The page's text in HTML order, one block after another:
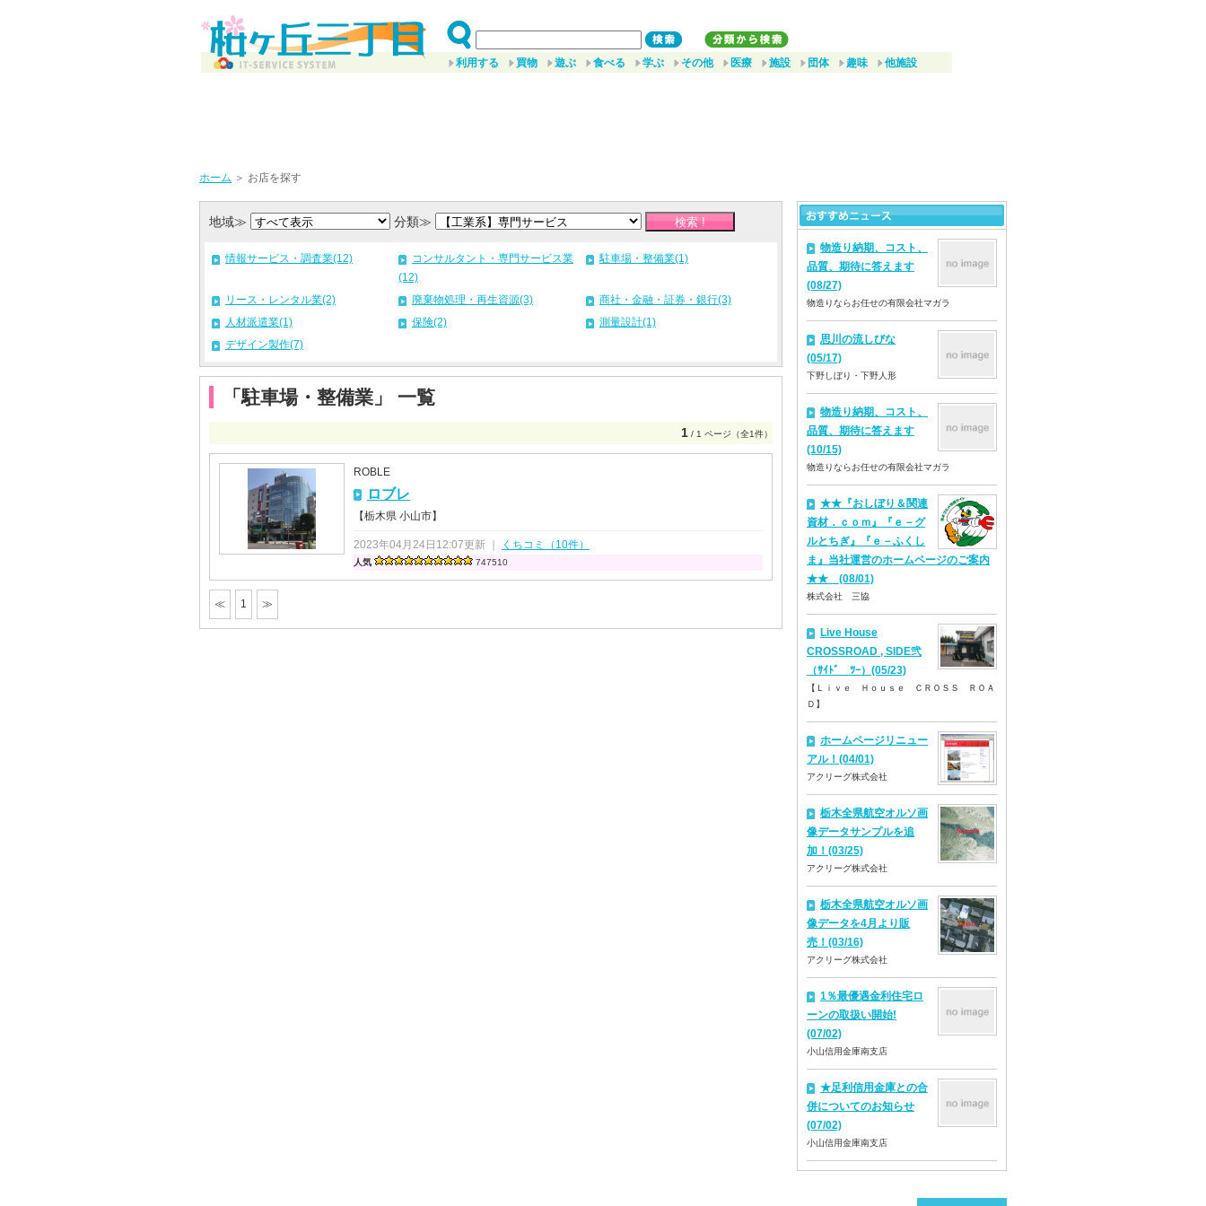
利用する 買物 遊ぶ 食べる 学ぶ その他 医療 施設 団体 趣味 他施設
ホーム ＞ お店を探す
地域≫ 分類≫
情報サービス・調査業(12)
コンサルタント・専門サービス業
(12)
駐車場・整備業(1)
リース・レンタル業(2) 廃棄物処理・再生資源(3)
商社・金融・証券・銀行(3)
人材派遣業(1)
保険(2)
測量設計(1)
デザイン製作(7)
「駐車場・整備業」 一覧
1 / 1 ページ（全1件）
ROBLE
ロブレ
【栃木県 小山市】
2023年04月24日12:07更新 ｜ くちコミ（10件）
人気 747510
≪ 1 ≫
物造り納期、コスト、
品質、期待に答えます
(08/27)
物造りならお任せの有限会社マガラ
思川の流しびな
(05/17)
下野しぼり・下野人形
物造り納期、コスト、
品質、期待に答えます
(10/15)
物造りならお任せの有限会社マガラ
★★『おしぼり＆関連
資材．ｃｏｍ』『ｅ－グ
ルとちぎ』『ｅ－ふくし
ま』当社運営のホームページのご案内
★★ (08/01)
株式会社 三協
Live House
CROSSROAD , SIDE弐
（ｻｲﾄﾞ ﾂｰ）(05/23)
【Ｌｉｖｅ Ｈｏｕｓｅ ＣＲＯＳＳ ＲＯＡ
Ｄ】
ホームページリニュー
アル！(04/01)
アクリーグ株式会社
栃木全県航空オルソ画
像データサンプルを追
加！(03/25)
アクリーグ株式会社
栃木全県航空オルソ画
像データを4月より販
売！(03/16)
アクリーグ株式会社
1％最優遇金利住宅ロ
ーンの取扱い開始!
(07/02)
小山信用金庫南支店
★足利信用金庫との合
併についてのお知らせ
(07/02)
小山信用金庫南支店